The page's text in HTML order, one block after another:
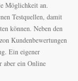
Möglichkeit an.
Testquellen, damit
können. Neben den
Kundenbewertungen
Ein eigener
aber ein Online